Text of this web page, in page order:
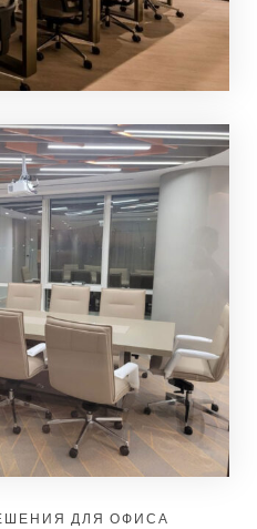
ДЛЯ ОФИСА